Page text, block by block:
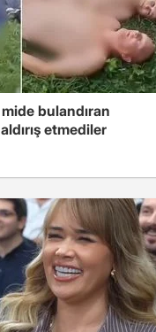
bulandıran
etmediler